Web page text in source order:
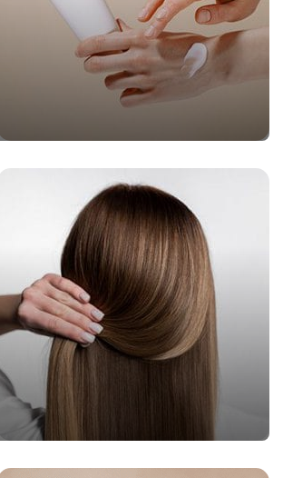
مشاهده محصولات